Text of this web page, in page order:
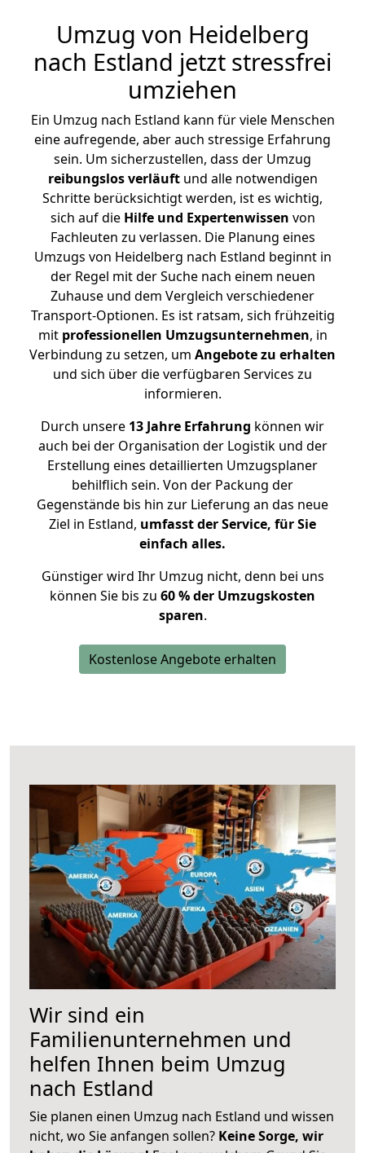
Umzug von Heidelberg
nach Estland jetzt stressfrei
umziehen
Ein Umzug nach Estland kann für viele Menschen
eine aufregende, aber auch stressige Erfahrung
sein. Um sicherzustellen, dass der Umzug
reibungslos verläuftund alle notwendigen
Schritte berücksichtigt werden, ist es wichtig,
sich auf die Hilfe und Expertenwissen von
Fachleuten zu verlassen. Die Planung eines
Umzugs von Heidelberg nach Estland beginnt in
der Regel mit der Suche nach einem neuen
Zuhause und dem Vergleich verschiedener
Transport-Optionen. Es ist ratsam, sich frühzeitig
mit professionellen Umzugsunternehmen, in
Verbindung zu setzen, um Angebote zu erhalten
und sich über die verfügbaren Services zu
informieren.
Durch unsere 13 Jahre Erfahrung können wir
auch bei der Organisation der Logistik und der
Erstellung eines detaillierten Umzugsplaner
behilflich sein. Von der Packung der
Gegenstände bis hin zur Lieferung an das neue
Ziel in Estland, umfasst der Service, für Sie
einfach alles.
Günstiger wird Ihr Umzug nicht, denn bei uns
können Sie bis zu 60 % der Umzugskosten
sparen.
Kostenlose Angebote erhalten
Wir sind ein
Familienunternehmen und
helfen Ihnen beim Umzug
nach Estland
Sie planen einen Umzug nach Estland und wissen
nicht, wo Sie anfangen sollen? Keine Sorge, wir